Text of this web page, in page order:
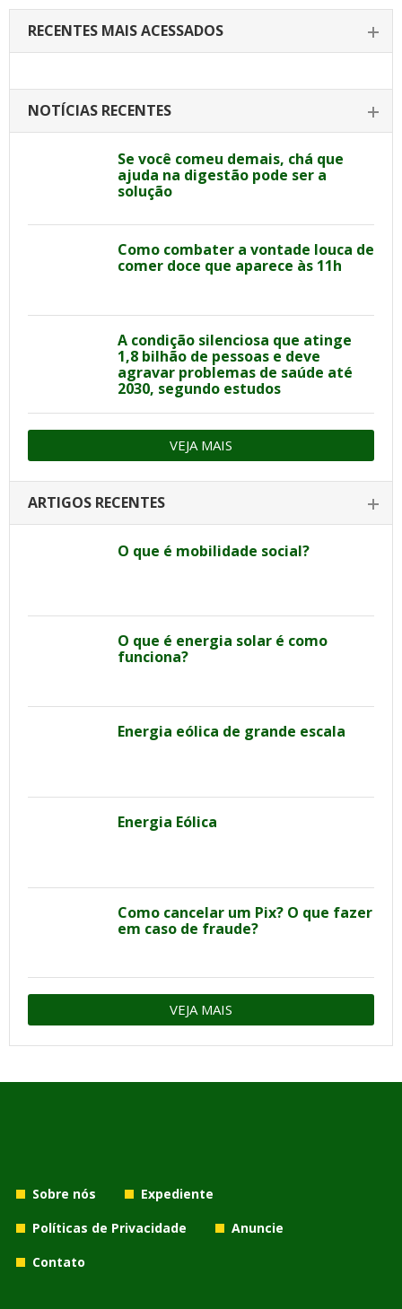
RECENTES MAIS ACESSADOS
NOTÍCIAS RECENTES
Se você comeu demais, chá que
ajuda na digestão pode ser a
solução
Como combater a vontade louca de
comer doce que aparece às 11h
A condição silenciosa que atinge
1,8 bilhão de pessoas e deve
agravar problemas de saúde até
2030, segundo estudos
VEJA MAIS
ARTIGOS RECENTES
O que é mobilidade social?
O que é energia solar é como
funciona?
Energia eólica de grande escala
Energia Eólica
Como cancelar um Pix? O que fazer
em caso de fraude?
VEJA MAIS
Sobre nós
Expediente
Políticas de Privacidade
Anuncie
Contato